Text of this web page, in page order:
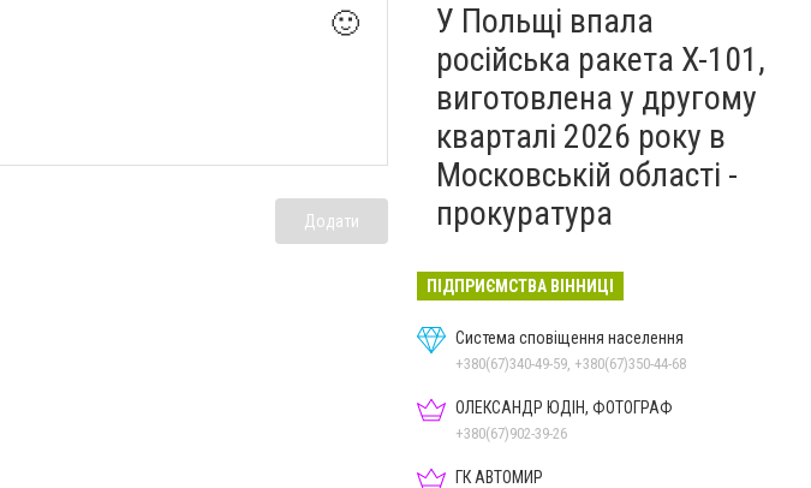
🙂
Додати
У Польщі впала
російська ракета X-101,
виготовлена у другому
кварталі 2026 року в
Московській області -
прокуратура
ПІДПРИЄМСТВА ВІННИЦІ
Система сповіщення населення
+380(67)340-49-59, +380(67)350-44-68
ОЛЕКСАНДР ЮДІН, ФОТОГРАФ
+380(67)902-39-26
ГК АВТОМИР